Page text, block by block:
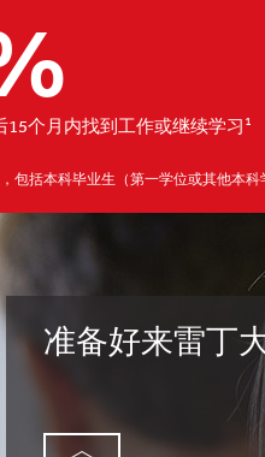
15个月内找到工作或继续学习 1
包括本科毕业生（第一学位或其他本
准备好来雷丁